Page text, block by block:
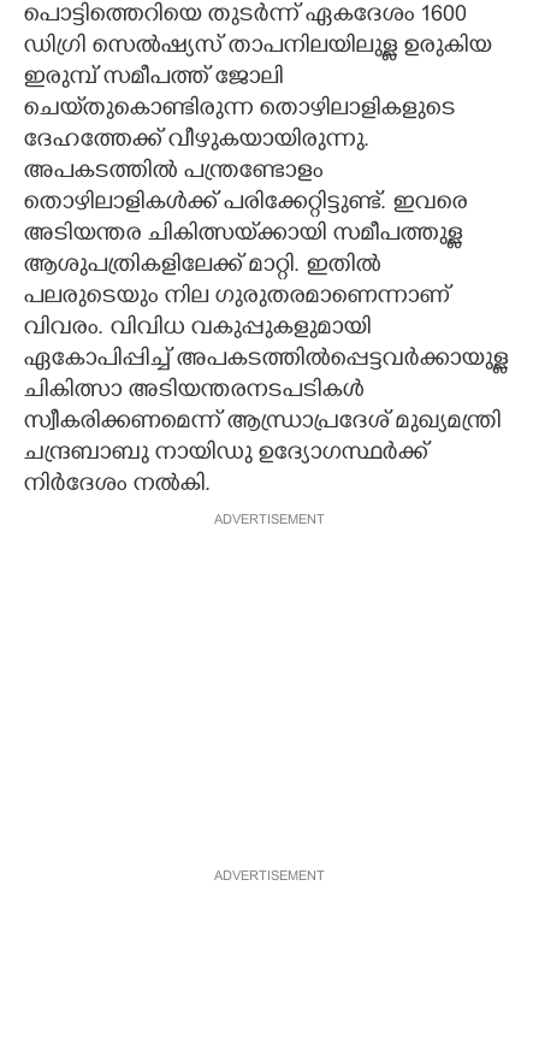
പൊട്ടിത്തെറിയെ തുടർന്ന് ഏകദേശം 1600
ഡിഗ്രി സെൽഷ്യസ് താപനിലയിലുള്ള ഉരുകിയ
ഇരുമ്പ് സമീപത്ത് ജോലി
ചെയ്‌തുകൊണ്ടിരുന്ന തൊഴിലാളികളുടെ
ദേഹത്തേക്ക് വീഴുകയായിരുന്നു.
അപകടത്തിൽ പന്ത്രണ്ടോളം
തൊഴിലാളികൾക്ക് പരിക്കേറ്റിട്ടുണ്ട്. ഇവരെ
അടിയന്തര ചികിത്സയ്‌ക്കായി സമീപത്തുള്ള
ആശുപത്രികളിലേക്ക് മാറ്റി. ഇതിൽ
പലരുടെയും നില ഗുരുതരമാണെന്നാണ്
വിവരം. വിവിധ വകുപ്പുകളുമായി
ഏകോപിപ്പിച്ച് അപകടത്തിൽപ്പെട്ടവർക്കായുള്ള
ചികിത്സാ അടിയന്തരനടപടികൾ
സ്വീകരിക്കണമെന്ന് ആന്ധ്രാപ്രദേശ് മുഖ്യമന്ത്രി
ചന്ദ്രബാബു നായിഡു ഉദ്യോഗസ്ഥർക്ക്
നിർദേശം നൽകി.
ADVERTISEMENT
ADVERTISEMENT